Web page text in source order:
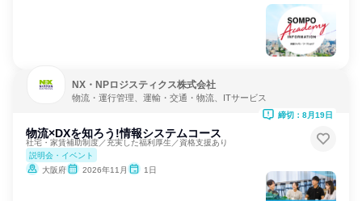
NX・NPロジスティクス株式会社
物流・運行管理、運輸・交通・物流、ITサービス
物流×DXを知ろう!情報システムコース
社宅・家賃補助制度／充実した福利厚生／資格支援あり
説明会・イベント
大阪府
2026年11月 1日
締切：8月19日